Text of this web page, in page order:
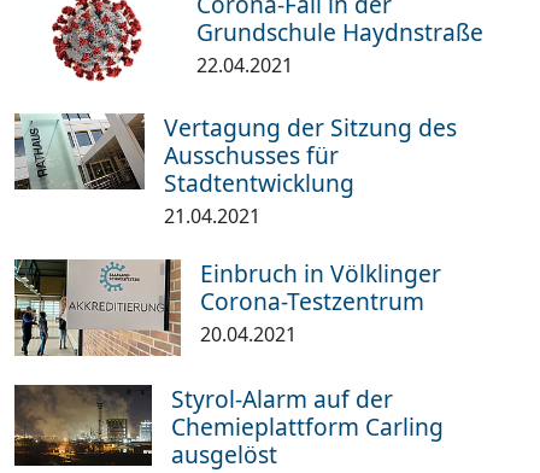
Grundschule Haydnstraße
22.04.2021
Vertagung der Sitzung des
Ausschusses für
Stadtentwicklung
21.04.2021
Einbruch in Völklinger
Corona-Testzentrum
20.04.2021
Styrol-Alarm auf der
Chemieplattform Carling
ausgelöst ­